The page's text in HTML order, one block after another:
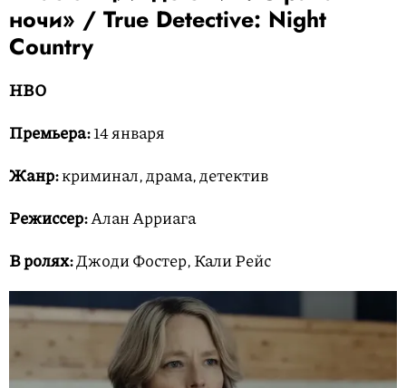
ночи» / True Detective: Night
Country
HBO
Премьера:14 января
Жанр:криминал, драма, детектив
Режиссер:Алан Арриага
В ролях:Джоди Фостер, Кали Рейс